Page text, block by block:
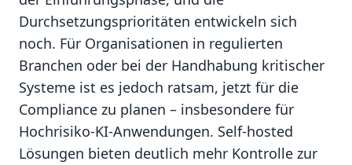
Durchsetzungsprioritäten entwickeln sich
noch. Für Organisationen in regulierten
Branchen oder bei der Handhabung kritischer
Systeme ist es jedoch ratsam, jetzt für die
Compliance zu planen – insbesondere für
Hochrisiko-KI-Anwendungen. Self-hosted
Lösungen bieten deutlich mehr Kontrolle zur